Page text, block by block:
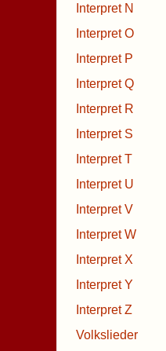
Interpret N
Interpret O
Interpret P
Interpret Q
Interpret R
Interpret S
Interpret T
Interpret U
Interpret V
Interpret W
Interpret X
Interpret Y
Interpret Z
Volkslieder